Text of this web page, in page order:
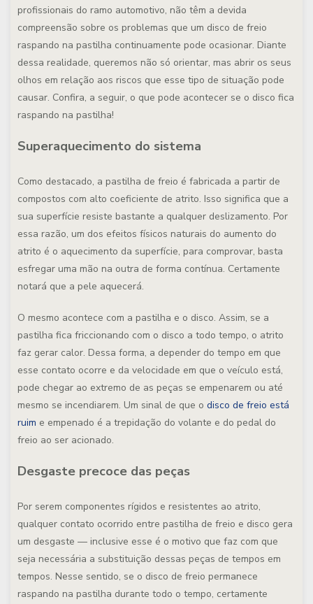
profissionais do ramo automotivo, não têm a devida
compreensão sobre os problemas que um disco de freio
raspando na pastilha continuamente pode ocasionar. Diante
dessa realidade, queremos não só orientar, mas abrir os seus
olhos em relação aos riscos que esse tipo de situação pode
causar. Confira, a seguir, o que pode acontecer se o disco fica
raspando na pastilha!
Superaquecimento do sistema
Como destacado, a pastilha de freio é fabricada a partir de
compostos com alto coeficiente de atrito. Isso significa que a
sua superfície resiste bastante a qualquer deslizamento. Por
essa razão, um dos efeitos físicos naturais do aumento do
atrito é o aquecimento da superfície, para comprovar, basta
esfregar uma mão na outra de forma contínua. Certamente
notará que a pele aquecerá.
O mesmo acontece com a pastilha e o disco. Assim, se a
pastilha fica friccionando com o disco a todo tempo, o atrito
faz gerar calor. Dessa forma, a depender do tempo em que
esse contato ocorre e da velocidade em que o veículo está,
pode chegar ao extremo de as peças se empenarem ou até
mesmo se incendiarem. Um sinal de que o disco de freio está
ruim e empenado é a trepidação do volante e do pedal do
freio ao ser acionado.
Desgaste precoce das peças
Por serem componentes rígidos e resistentes ao atrito,
qualquer contato ocorrido entre pastilha de freio e disco gera
um desgaste — inclusive esse é o motivo que faz com que
seja necessária a substituição dessas peças de tempos em
tempos. Nesse sentido, se o disco de freio permanece
raspando na pastilha durante todo o tempo, certamente